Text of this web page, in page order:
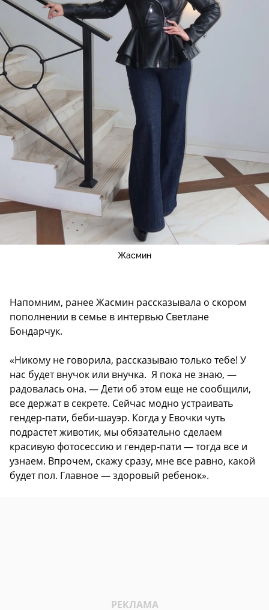
Жасмин
Напомним, ранее Жасмин рассказывала о скором
пополнении в семье в интервью Светлане
Бондарчук.
«Никому не говорила, рассказываю только тебе! У
нас будет внучок или внучка. Я пока не знаю, —
радовалась она. — Дети об этом еще не сообщили,
все держат в секрете. Сейчас модно устраивать
гендер-пати, беби-шауэр. Когда у Евочки чуть
подрастет животик, мы обязательно сделаем
красивую фотосессию и гендер-пати — тогда все и
узнаем. Впрочем, скажу сразу, мне все равно, какой
будет пол. Главное — здоровый ребенок».